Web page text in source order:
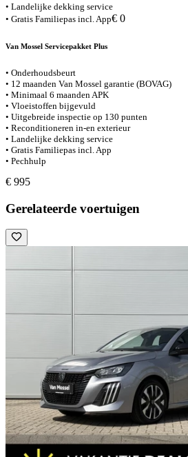
• Landelijke dekking service
• Gratis Familiepas incl. App€ 0
Van Mossel Servicepakket Plus
• Onderhoudsbeurt
• 12 maanden Van Mossel garantie (BOVAG)
• Minimaal 6 maanden APK
• Vloeistoffen bijgevuld
• Uitgebreide inspectie op 130 punten
• Reconditioneren in-en exterieur
• Landelijke dekking service
• Gratis Familiepas incl. App
• Pechhulp
€ 995
Gerelateerde voertuigen